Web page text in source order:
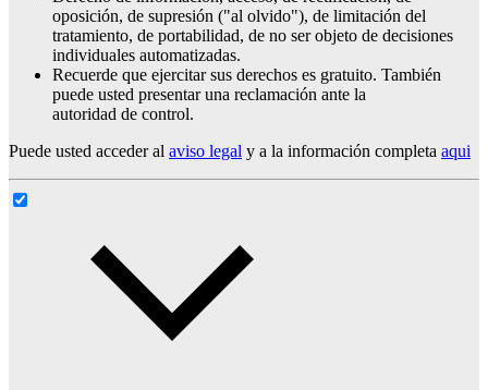
oposición, de supresión ("al olvido"), de limitación del
tratamiento, de portabilidad, de no ser objeto de decisiones
individuales automatizadas.
Recuerde que ejercitar sus derechos es gratuito. También
puede usted presentar una reclamación ante la
autoridad de control.
Puede usted acceder al aviso legal y a la información completa aqui